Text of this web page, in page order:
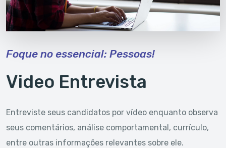
Foque no essencial: Pessoas!
Video Entrevista
Entreviste seus candidatos por vídeo enquanto observa
seus comentários, análise comportamental, currículo,
entre outras informações relevantes sobre ele.